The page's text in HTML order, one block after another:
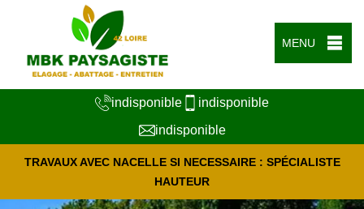
MENU
indisponible
indisponible
indisponible
TRAVAUX AVEC NACELLE SI NECESSAIRE : SPÉCIALISTE
HAUTEUR